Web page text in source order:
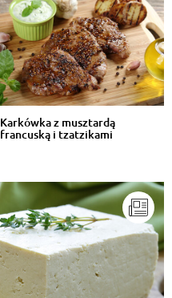
Karkówka z musztardą
francuską i tzatzikami